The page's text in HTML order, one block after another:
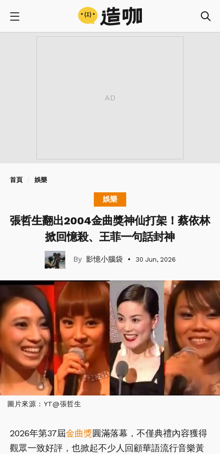
首頁 娛樂
娛樂
張哲生翻出2004金曲獎神仙打架！蔡依林
掀回憶殺、王菲一句話封神
影憶小腦袋 30 Jun, 2026
圖片來源：YT@張哲生
2026年第37屆金曲獎圓滿落幕，不僅典禮內容獲得
觀眾一致好評，也掀起不少人回顧華語流行音樂黃